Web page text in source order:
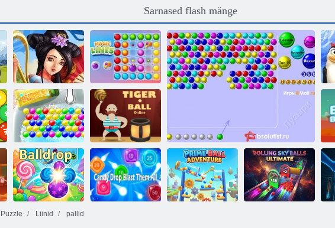
Sarnased flash mänge
Aarded Aasia
Maagilised
jooned
Mull
Tiger Ball
Internetis
Puzzle Liinid pallid